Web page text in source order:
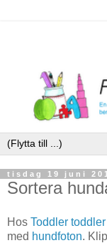
tisdag 19 juni
Sortera
Hos Toddler toddler
med hundfoton.